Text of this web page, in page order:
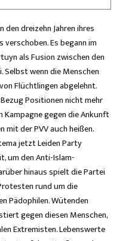
den dreizehn Jahren ihres
Es begann im
als Fusion zwischen den
Selbst wenn die Menschen
Flüchtlingen abgelehnt.
Positionen nicht mehr
gegen die Ankunft
mit der PVV auch heißen.
jetzt Leiden Party
um den Anti-Islam-
hinaus spielt die Partei
rund um die
Pädophilen. Wütenden
gegen diesen Menschen,
Extremisten. Lebenswerte